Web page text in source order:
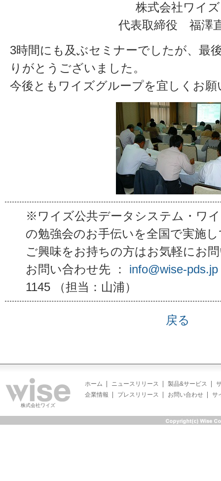
株式会社ワイズ
代表取締役 福澤
3時間にも及ぶセミナーでしたが、最
りがとうございました。
今後ともワイズグループを宜しくお願
※ワイズ公共データシステム・ワ
の勉強会のお手伝いを全国で実施
ご興味をお持ちの方はお気軽にお
お問い合わせ先 ： info@wise-pds.jp
1145 （担当：山浦）
戻る
株式会社ワイズ
ホーム ニュースリリース 製品&サービス
企業情報
プレスリリース お問い合わせ サ